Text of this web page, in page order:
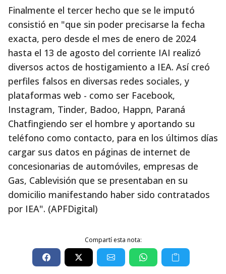
Finalmente el tercer hecho que se le imputó
consistió en "que sin poder precisarse la fecha
exacta, pero desde el mes de enero de 2024
hasta el 13 de agosto del corriente IAI realizó
diversos actos de hostigamiento a IEA. Así creó
perfiles falsos en diversas redes sociales, y
plataformas web - como ser Facebook,
Instagram, Tinder, Badoo, Happn, Paraná
Chatfingiendo ser el hombre y aportando su
teléfono como contacto, para en los últimos días
cargar sus datos en páginas de internet de
concesionarias de automóviles, empresas de
Gas, Cablevisión que se presentaban en su
domicilio manifestando haber sido contratados
por IEA". (APFDigital)
Compartí esta nota: